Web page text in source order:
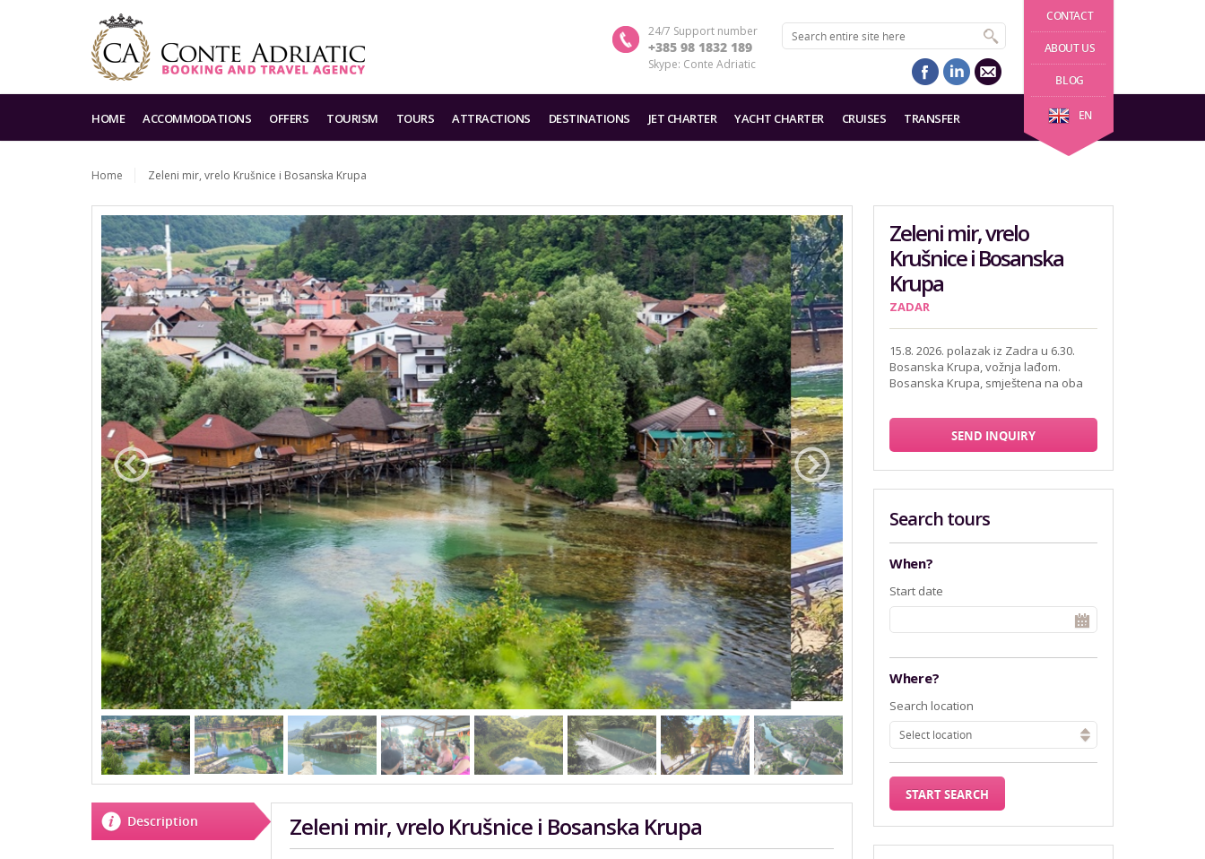
CONTACT
ABOUT US
BLOG
EN
24/7 Support number
+385 98 1832 189
Skype: Conte Adriatic
HOME ACCOMMODATIONS OFFERS TOURISM TOURS ATTRACTIONS DESTINATIONS JET CHARTER YACHT CHARTER CRUISES TRANSFER
Home Zeleni mir, vrelo Krušnice i Bosanska Krupa
Description Zeleni mir, vrelo Krušnice i Bosanska Krupa
Zeleni mir, vrelo
Krušnice i Bosanska
Krupa
ZADAR
15.8. 2026. polazak iz Zadra u 6.30.
Bosanska Krupa, vožnja lađom.
Bosanska Krupa, smještena na oba
SEND INQUIRY
Search tours
When?
Start date
Where?
Search location
Select location